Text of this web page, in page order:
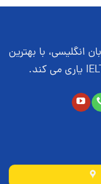
انگلیسی، با بهترین